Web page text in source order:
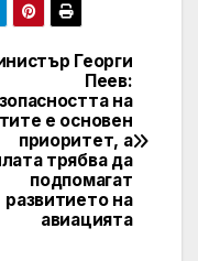
Георги
Пеев:
на
е основен
приоритет, а
трябва да
подпомагат
развитието на
авиацията